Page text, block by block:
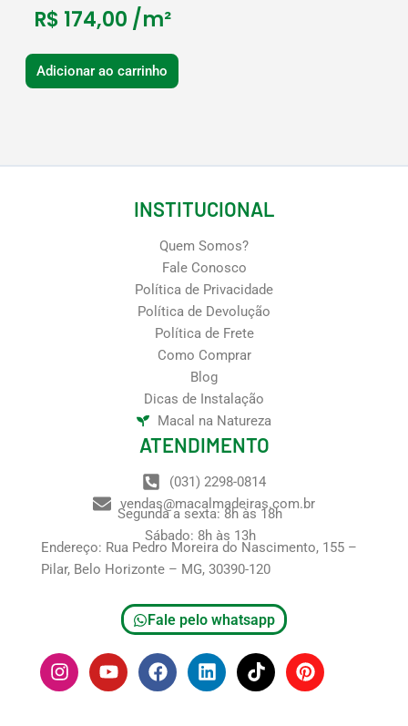
R$ 174,00 /m²
Adicionar ao carrinho
INSTITUCIONAL
Quem Somos?
Fale Conosco
Política de Privacidade
Política de Devolução
Política de Frete
Como Comprar
Blog
Dicas de Instalação
Macal na Natureza
ATENDIMENTO
(031) 2298-0814
vendas@macalmadeiras.com.br
Segunda a sexta: 8h às 18h
Sábado: 8h às 13h
Endereço: Rua Pedro Moreira do Nascimento, 155 –
Pilar, Belo Horizonte – MG, 30390-120
Fale pelo whatsapp
I
n
s
Y
o
u
F
a
c
L
i
n
T
i
k
P
i
n